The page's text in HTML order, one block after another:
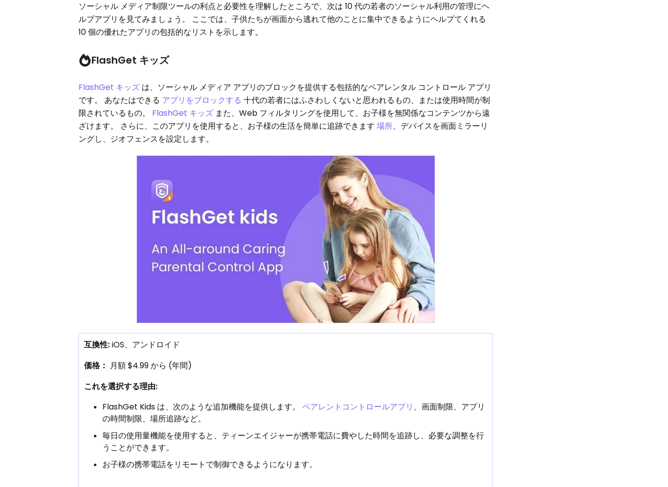
ソーシャル メディア制限ツールの利点と必要性を理解したところで、次は 10 代の若者のソーシャル利用の管理にヘ
ルプアプリを見てみましょう。 ここでは、子供たちが画面から逃れて他のことに集中できるようにヘルプてくれる
10 個の優れたアプリの包括的なリストを示します。
FlashGet キッズ
FlashGet キッズ は、ソーシャル メディア アプリのブロックを提供する包括的なペアレンタル コントロール アプリ
です。 あなたはできる アプリをブロックする 十代の若者にはふさわしくないと思われるもの、または使用時間が制
限されているもの。 FlashGet キッズ また、Web フィルタリングを使用して、お子様を無関係なコンテンツから遠
ざけます。 さらに、このアプリを使用すると、お子様の生活を簡単に追跡できます場所、デバイスを画面ミラーリ
ングし、ジオフェンスを設定します。
互換性:iOS、アンドロイド
価格： 月額 $4.99 から (年間)
これを選択する理由:
FlashGet Kids は、次のような追加機能を提供します。ペアレントコントロールアプリ 、画面制限、アプリ
の時間制限、場所追跡など。
毎日の使用量機能を使用すると、ティーンエイジャーが携帯電話に費やした時間を追跡し、必要な調整を行
うことができます。
お子様の携帯電話をリモートで制御できるようになります。